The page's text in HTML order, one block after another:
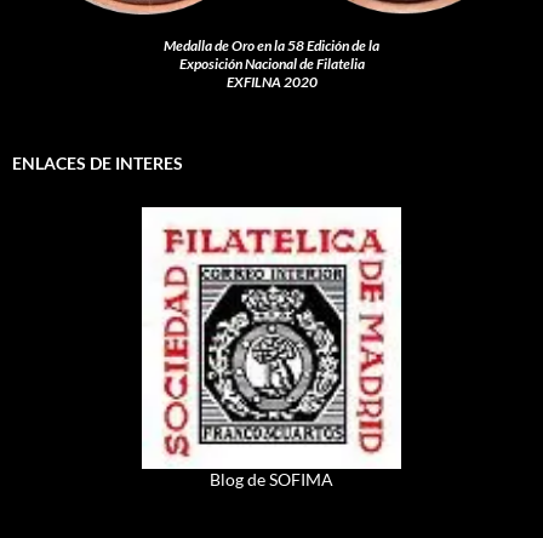
Medalla de Oro en la 58 Edición de la
Exposición Nacional de Filatelia
EXFILNA 2020
ENLACES DE INTERES
Blog de SOFIMA